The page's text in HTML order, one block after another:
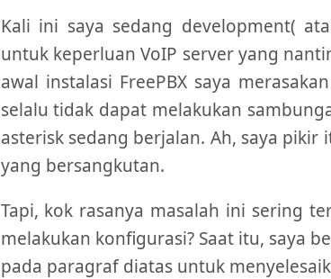
Kali ini saya sedang development(
untuk keperluan VoIP server yang
awal instalasi FreePBX saya
selalu tidak dapat melakukan
asterisk sedang berjalan. Ah, saya
yang bersangkutan.
Tapi, kok rasanya masalah ini sering
melakukan konfigurasi? Saat itu, saya
pada paragraf diatas untuk